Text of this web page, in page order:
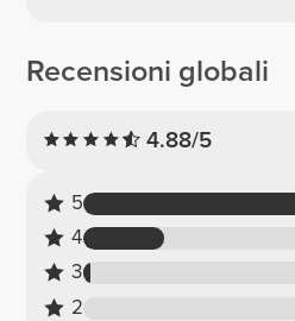
Recensioni globali
4.88/5
5
4
3
2